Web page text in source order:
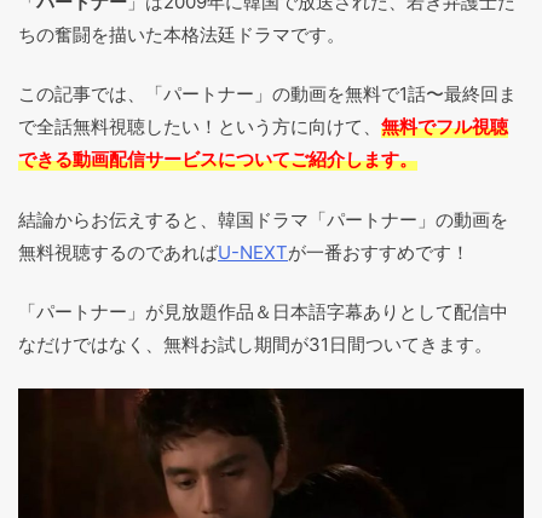
ちの奮闘を描いた本格法廷ドラマです。
この記事では、「パートナー」の動画を無料で1話〜最終回ま
で全話無料視聴したい！という方に向けて、 無料でフル視聴
できる動画配信サービスについてご紹介します。
結論からお伝えすると、韓国ドラマ「パートナー」の動画を
無料視聴するのであればU-NEXTが一番おすすめです！
「パートナー」が見放題作品＆日本語字幕ありとして配信中
なだけではなく、無料お試し期間が31日間ついてきます。